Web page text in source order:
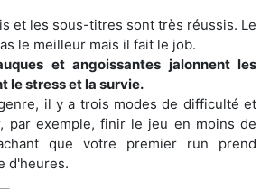
et les sous-titres sont très réussis. Le
le meilleur mais il fait le job.
et angoissantes jalonnent les
le stress et la survie.
il y a trois modes de difficulté et
par exemple, finir le jeu en moins de
que votre premier run prend
d'heures.